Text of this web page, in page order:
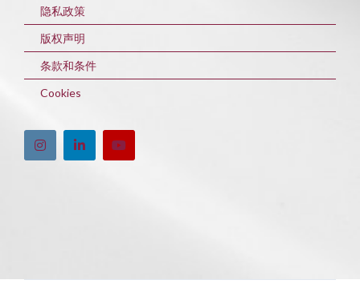
隐私政策
版权声明
条款和条件
Cookies